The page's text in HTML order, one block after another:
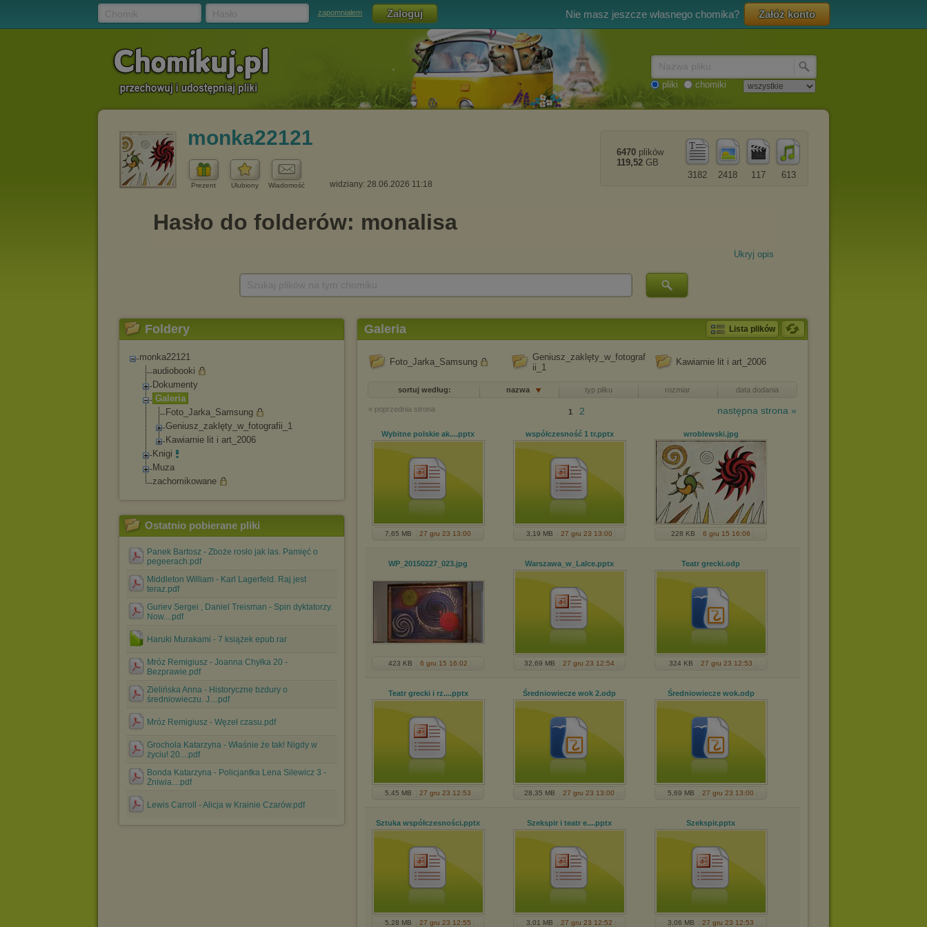
zapomniałem Nie masz jeszcze własnego chomika? Załóż konto
pliki chomiki
monka22121
Prezent Ulubiony Wiadomość widziany: 28.06.2026 11:18
613
117
2418
3182
6470 plików
119,52 GB
Ukryj opis
Foldery
monka22121
audiobooki
Dokumenty
Galeria
Foto_Jarka_Samsung
Geniusz_zaklęty_w_fotografii _1
Kawiarnie lit i art_2006
Knigi
Muza
zachomikowane
Ostatnio pobierane pliki
Panek Bartosz - Zboże rosło jak las. Pamięć o
pegeerach.pdf
Middleton William - Karl Lagerfeld. Raj jest
teraz.pdf
Guriev Sergei , Daniel Treisman - Spin dyktatorzy.
Now....pdf
Haruki Murakami - 7 książek epub.rar
Mróz Remigiusz - Joanna Chyłka 20 -
Bezprawie.pdf
Zielińska Anna - Historyczne bzdury o
średniowieczu. J....pdf
Mróz Remigiusz - Węzeł czasu.pdf
Grochola Katarzyna - Właśnie że tak! Nigdy w
życiu! 20....pdf
Bonda Katarzyna - Policjantka Lena Silewicz 3 -
Żniwia....pdf
Lewis Carroll - Alicja w Krainie Czarów.pdf
Galeria Lista plików
Foto_Jarka_Samsung
Geniusz_zaklęty_w_fotograf
ii_1
Kawiarnie lit i art_2006
sortuj według: nazwa typ pliku rozmiar data dodania
« poprzednia strona następna strona »
1 2
Wybitne polskie ak....pptx
7,65 MB 27 gru 23 13:00
współczesność 1 tr.pptx
3,19 MB 27 gru 23 13:00
wroblewski.jpg
228 KB 6 gru 15 16:06
WP_20150227_023.jpg
423 KB 6 gru 15 16:02
Warszawa_w_Lalce.pptx
32,69 MB 27 gru 23 12:54
Teatr grecki.odp
324 KB 27 gru 23 12:53
Teatr grecki i rz....pptx
5,45 MB 27 gru 23 12:53
Średniowiecze wok 2.odp
28,35 MB 27 gru 23 13:00
Średniowiecze wok.odp
5,69 MB 27 gru 23 13:00
Sztuka współczesności.pptx
5,28 MB 27 gru 23 12:55
Szekspir i teatr e....pptx
3,01 MB 27 gru 23 12:52
Szekspir.pptx
3,06 MB 27 gru 23 12:53